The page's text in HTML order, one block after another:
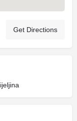
Get Directions